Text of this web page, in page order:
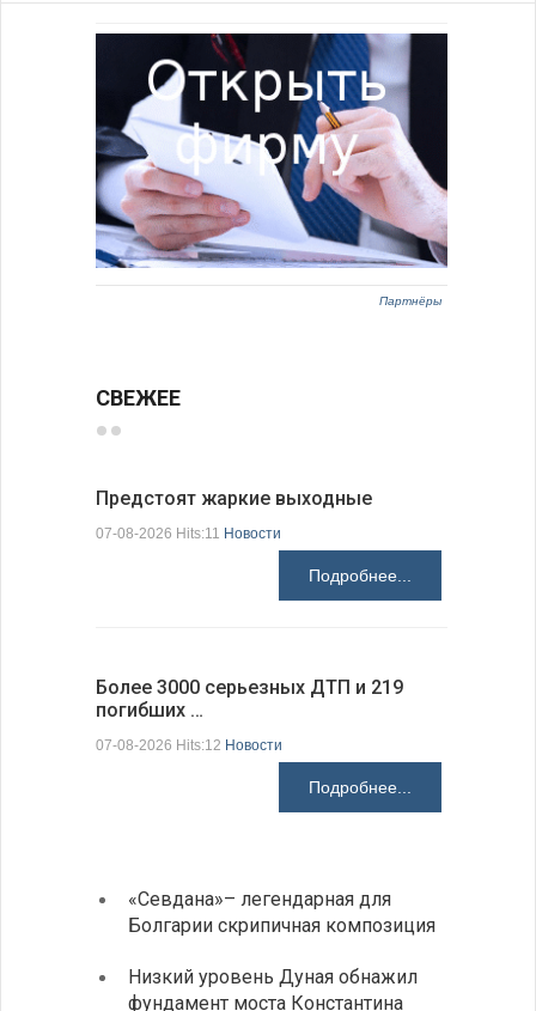
Партнёры
СВЕЖЕЕ
Предстоят жаркие выходные
07-08-2026 Hits:11 Новости
Подробнее...
Более 3000 серьезных ДТП и 219
погибших …
07-08-2026 Hits:12 Новости
Подробнее...
«Севдана»– легендарная для
Болгарии скрипичная композиция
Низкий уровень Дуная обнажил
фундамент моста Константина